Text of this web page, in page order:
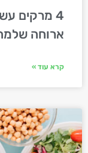
4 מרקים
ארוחה
קרא עוד »